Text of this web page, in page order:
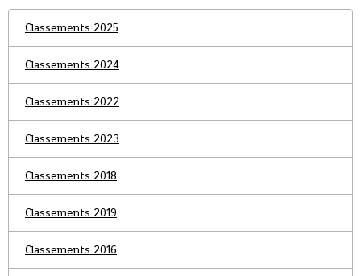
Classements 2025
Classements 2024
Classements 2022
Classements 2023
Classements 2018
Classements 2019
Classements 2016